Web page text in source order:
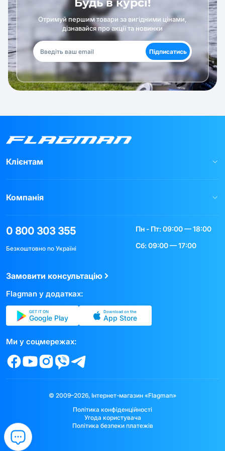
Будь в курсі!
Отримуй першим товари за вигідними цінами,
дізнавайся про акції та новинки
Підписатись
Клієнтам
Компанія
0 800 303 355
Безкоштовно по Україні
Пн - Пт: 09:00 — 18:00
Сб: 09:00 — 17:00
Замовити консультацію
Flagman у додатках:
GET IT ON
Google Play
Download on the
App Store
Ми у соцмережах:
© 2009–2026, Інтернет-магазин «Flagman»
Політика конфіденційності
Угода користувача
Політика безпеки платежів